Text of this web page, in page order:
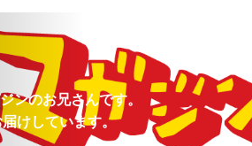
ンのお兄さんです。
けしています。